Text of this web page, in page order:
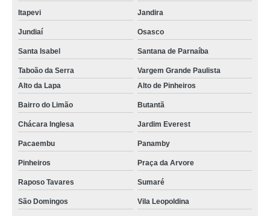
Itapevi Jandira
Jundiaí Osasco
Santa Isabel Santana de Parnaíba
Taboão da Serra
Vargem Grande Paulista
Alto da Lapa
Alto de Pinheiros
Bairro do Limão Butantã
Chácara Inglesa Jardim Everest
Pacaembu Panamby
Pinheiros Praça da Arvore
Raposo Tavares Sumaré
São Domingos Vila Leopoldina